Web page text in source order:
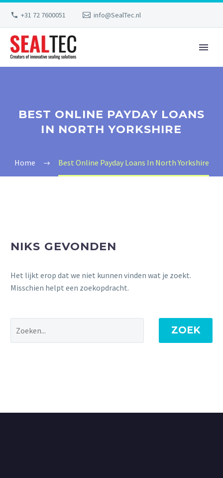
+31 72 7600051 info@SealTec.nl
BEST ONLINE PAYDAY LOANS
IN NORTH YORKSHIRE
Home Best Online Payday Loans In North Yorkshire
NIKS GEVONDEN
Het lijkt erop dat we niet kunnen vinden wat je zoekt.
Misschien helpt een zoekopdracht.
ZOEK